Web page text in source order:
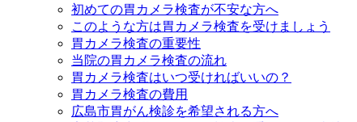
初めての胃カメラ検査が不安な方へ
このような方は胃カメラ検査を受けましょう
胃カメラ検査の重要性
当院の胃カメラ検査の流れ
胃カメラ検査はいつ受ければいいの？
胃カメラ検査の費用
広島市胃がん検診を希望される方へ